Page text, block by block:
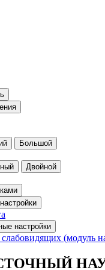
Большой
Двойной
настройки
(модуль